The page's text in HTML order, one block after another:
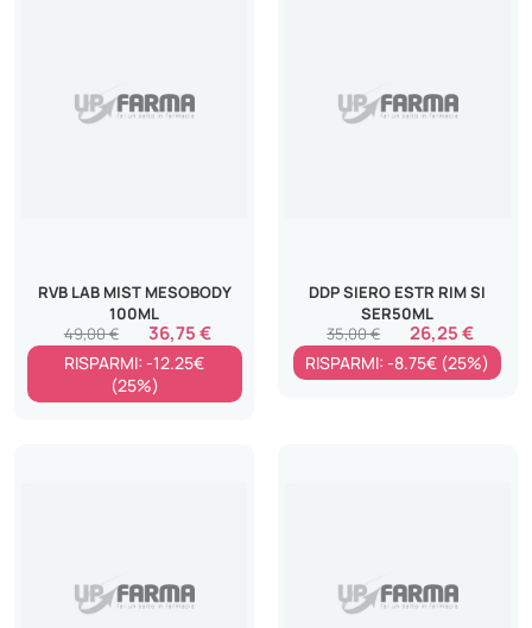
RVB LAB MIST MESOBODY
100ML
36,75 €
49,00 €
RISPARMI: -12.25€
(25%)
DDP SIERO ESTR RIM SI
SER50ML
26,25 €
35,00 €
RISPARMI: -8.75€ (25%)